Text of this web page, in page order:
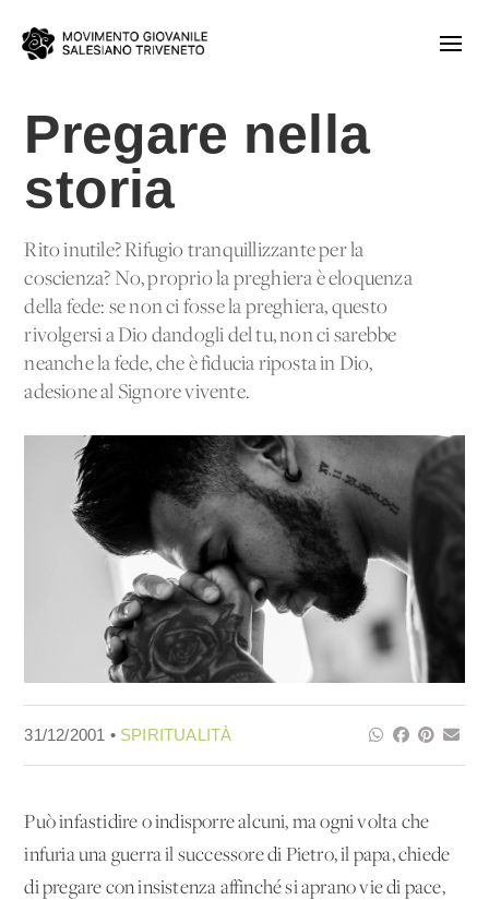
Pregare nella
storia
Rito inutile? Rifugio tranquillizzante per la
coscienza? No, proprio la preghiera è eloquenza
della fede: se non ci fosse la preghiera, questo
rivolgersi a Dio dandogli del tu, non ci sarebbe
neanche la fede, che è fiducia riposta in Dio,
adesione al Signore vivente.
31/12/2001 • SPIRITUALITÀ
Può infastidire o indisporre alcuni, ma ogni volta che
infuria una guerra il successore di Pietro, il papa, chiede
di pregare con insistenza affinché si aprano vie di pace,